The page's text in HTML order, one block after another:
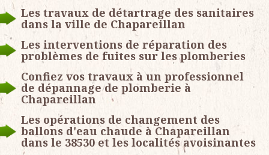
Les travaux de détartrage des sanitaires
dans la ville de Chapareillan
Les interventions de réparation des
problèmes de fuites sur les plomberies
Confiez vos travaux à un professionnel
de dépannage de plomberie à
Chapareillan
Les opérations de changement des
ballons d'eau chaude à Chapareillan
dans le 38530 et les localités avoisinantes